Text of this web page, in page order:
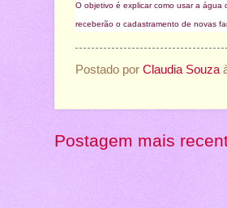
O objetivo é explicar como usar a água
receberão o cadastramento de novas
Postado por Claudia Souza
Postagem mais